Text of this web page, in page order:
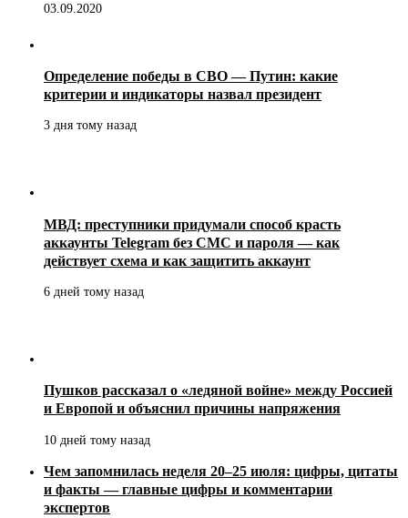
03.09.2020
Определение победы в СВО — Путин: какие
критерии и индикаторы назвал президент
3 дня тому назад
МВД: преступники придумали способ красть
аккаунты Telegram без СМС и пароля — как
действует схема и как защитить аккаунт
6 дней тому назад
Пушков рассказал о «ледяной войне» между Россией
и Европой и объяснил причины напряжения
10 дней тому назад
Чем запомнилась неделя 20–25 июля: цифры, цитаты
и факты — главные цифры и комментарии
экспертов